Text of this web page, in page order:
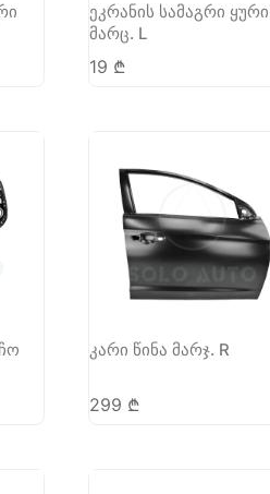
ეკრანის სამაგრი ყური
მარც. L
19 ₾
კარი წინა მარჯ. R
299 ₾